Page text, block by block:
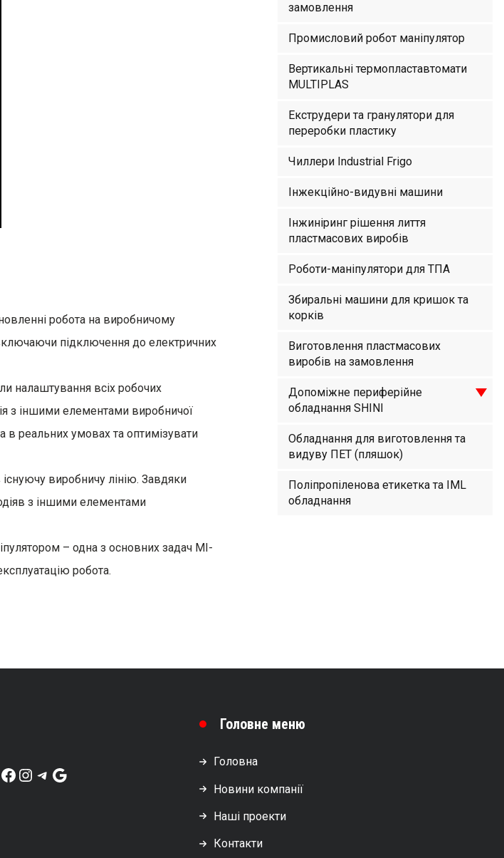
робота на виробничому
підключення до електричних
налаштування всіх робочих
з іншими елементами виробничої
в реальних умовах та оптимізувати
виробничу лінію. Завдяки
з іншими елементами
– одна з основних задач МІ-
робота.
замовлення
Промисловий робот маніпулятор
Вертикальні термопластавтомати
MULTIPLAS
Екструдери та гранулятори для
переробки пластику
Чиллери Industrial Frigo
Інжекційно-видувні машини
Інжиніринг рішення лиття
пластмасових виробів
Роботи-маніпулятори для ТПА
Збиральні машини для кришок та
корків
Виготовлення пластмасових
виробів на замовлення
Допоміжне периферійне
обладнання SHINI
Обладнання для виготовлення та
видуву ПЕТ (пляшок)
Поліпропіленова етикетка та IML
обладнання
Facebook
Instagram
Telegram
Google
Головне меню
Головна
Новини компанії
Наші проекти
Контакти